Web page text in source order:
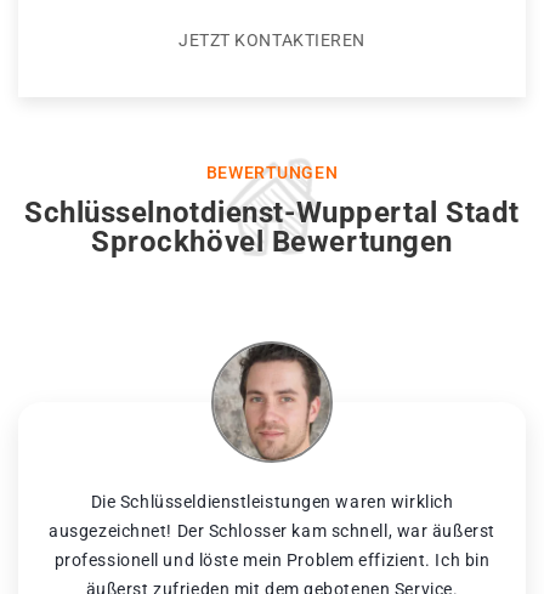
JETZT KONTAKTIEREN
BEWERTUNGEN
Schlüsselnotdienst-Wuppertal Stadt
Sprockhövel Bewertungen
Die Schlüsseldienstleistungen waren wirklich
ausgezeichnet! Der Schlosser kam schnell, war äußerst
professionell und löste mein Problem effizient. Ich bin
äußerst zufrieden mit dem gebotenen Service.